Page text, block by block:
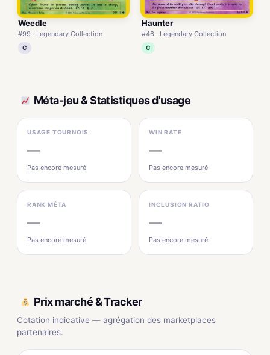
Weedle
#99 · Legendary Collection
C
Haunter
#46 · Legendary Collection
C
Méta-jeu & Statistiques d'usage
USAGE TOURNOIS
—
Pas encore mesuré
WIN RATE
—
Pas encore mesuré
RANK MÉTA
—
Pas encore mesuré
INCLUSION RATIO
—
Pas encore mesuré
Prix marché & Tracker
Cotation indicative — agrégation des marketplaces
partenaires.